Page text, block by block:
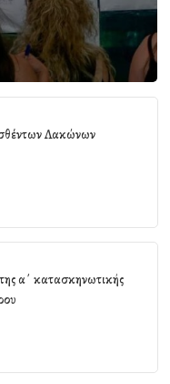
Λακώνων
α΄ κατασκηνωτικής